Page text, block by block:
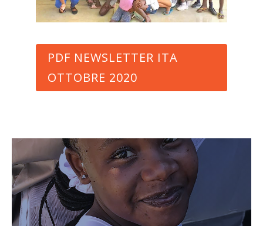
PDF NEWSLETTER ITA
OTTOBRE 2020